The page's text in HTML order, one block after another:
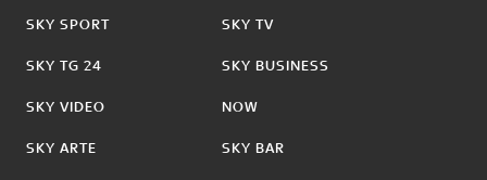
SKY SPORT
SKY TG 24
SKY VIDEO
SKY ARTE
SKY TV
SKY BUSINESS
NOW
SKY BAR